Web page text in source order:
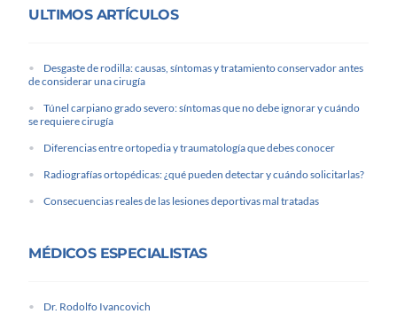
ULTIMOS ARTÍCULOS
Desgaste de rodilla: causas, síntomas y tratamiento conservador antes
de considerar una cirugía
Túnel carpiano grado severo: síntomas que no debe ignorar y cuándo
se requiere cirugía
Diferencias entre ortopedia y traumatología que debes conocer
Radiografías ortopédicas: ¿qué pueden detectar y cuándo solicitarlas?
Consecuencias reales de las lesiones deportivas mal tratadas
MÉDICOS ESPECIALISTAS
Dr. Rodolfo Ivancovich